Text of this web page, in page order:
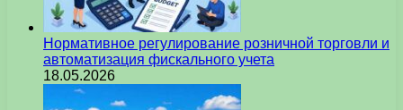
Нормативное регулирование розничной торговли и
автоматизация фискального учета
18.05.2026